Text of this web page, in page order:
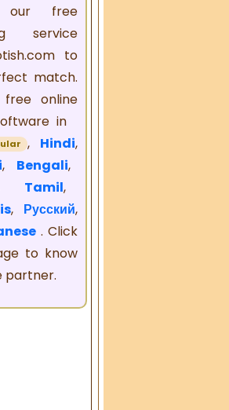
our free
service
to
match.
online
in
, Hindi,
, Bengali,
Tamil,
, Русский,
. Click
to know
partner.